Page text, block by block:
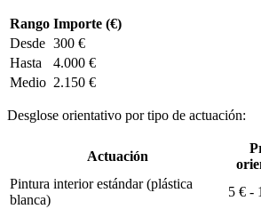
Rango Importe (€)
Desde 300 €
Hasta
4.000 €
Medio 2.150 €
Desglose orientativo por tipo de actuación:
Actuación
Pintura interior estándar (plástica
blanca)
5 € -